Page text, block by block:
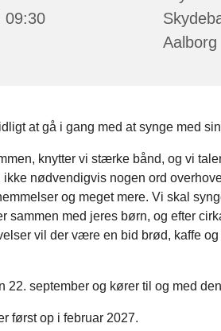
09:30
Aalborg
at gå i gang med at synge med
knytter vi stærke bånd, og vi
nødvendigvis nogen ord
og meget mere. Vi skal
sammen med jeres børn, og efter
vil der være en bid brød, kaffe
22. september og kører til og med
først op i februar 2027.